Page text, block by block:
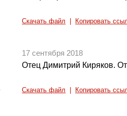
Скачать файл Копировать
17 сентября 2018
Отец Димитрий Киряков.
Скачать файл Копировать